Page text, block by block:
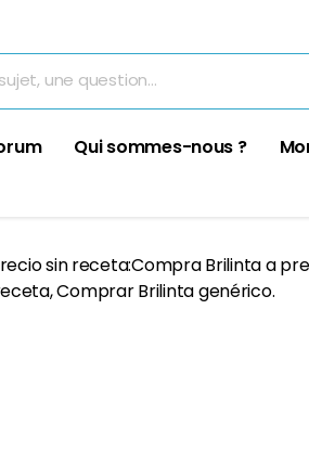
Qui sommes-nous ?
sin receta:Compra Brilinta a
Comprar Brilinta genérico.